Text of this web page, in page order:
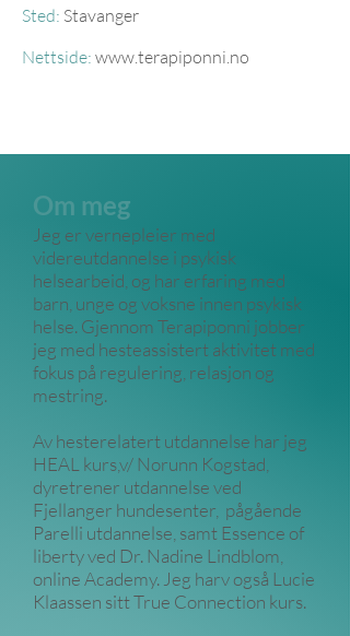
Sted: Stavanger
Nettside: www.terapiponni.no
Om meg
Jeg er vernepleier med
videreutdannelse i psykisk
helsearbeid, og har erfaring med
barn, unge og voksne innen psykisk
helse. Gjennom Terapiponni jobber
jeg med hesteassistert aktivitet med
fokus på regulering, relasjon og
mestring.
Av hesterelatert utdannelse har jeg
HEAL kurs,v/ Norunn Kogstad,
dyretrener utdannelse ved
Fjellanger hundesenter, pågående
Parelli utdannelse, samt Essence of
liberty ved Dr. Nadine Lindblom,
online Academy. Jeg harv også Lucie
Klaassen sitt True Connection kurs.